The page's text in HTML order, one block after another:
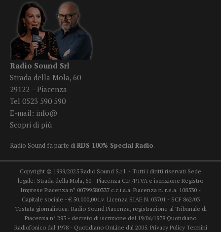
Radio Sound Srl
Strada della Mola, 60
29122 – Piacenza
Tel 0523 590 590
E-mail: info@
Scopri di più
Radio Sound fa parte diRDS 100% Special Radio.
Copyright © 1999/2025 Radio Sound S.r.l. - Tutti i diritti riservati Sede
legale: Strada della Mola, 60 - Piacenza C.F./P.IVA e iscrizione Registro
Imprese Piacenza n° 00799580337 c.c.i.a.a. Piacenza n. r.e.a. 108530 -
Capitale sociale - € 50.000,00 i.v. Licenza SIAE N. 03701 - SCF 862/03
Testata giornalistica: Radio Sound Piacenza, registrazione al Tribunale di
Piacenza n° 293 - decreto di iscrizione del 19/06/1978 Quotidiano
Radiofonico dal 1978 - Quotidiano OnLine dal 2005. Privacy Policy Termini